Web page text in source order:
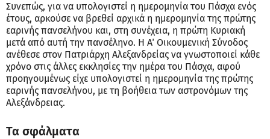
Συνεπώς, για να υπολογιστεί η ημερομηνία του Πάσχα ενός
έτους, αρκούσε να βρεθεί αρχικά η ημερομηνία της πρώτης
εαρινής πανσελήνου και, στη συνέχεια, η πρώτη Κυριακή
μετά από αυτή την πανσέληνο. Η Α΄ Οικουμενική Σύνοδος
ανέθεσε στον Πατριάρχη Αλεξανδρείας να γνωστοποιεί κάθε
χρόνο στις άλλες εκκλησίες την ημέρα του Πάσχα, αφού
προηγουμένως είχε υπολογιστεί η ημερομηνία της πρώτης
εαρινής πανσελήνου, με τη βοήθεια των αστρονόμων της
Αλεξάνδρειας.
Τα σφάλματα